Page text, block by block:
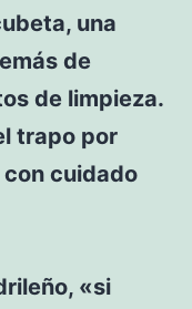
una
de
de limpieza.
trapo por
cuidado
«si